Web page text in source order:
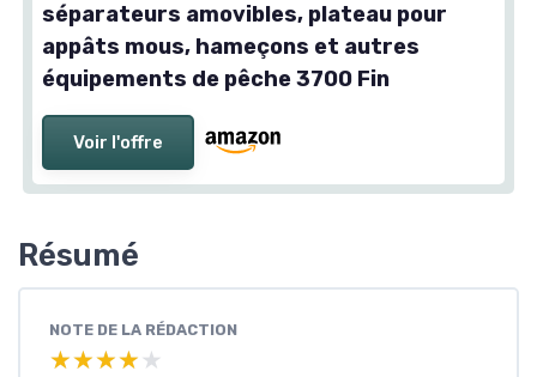
séparateurs amovibles, plateau pour
appâts mous, hameçons et autres
équipements de pêche 3700 Fin
Voir l'offre
Résumé
NOTE DE LA RÉDACTION
★★★★★
★★★★★